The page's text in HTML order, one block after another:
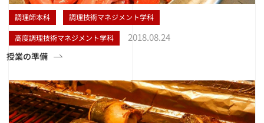
調理師本科 調理技術マネジメント学科
高度調理技術マネジメント学科 2018.08.24
授業の準備